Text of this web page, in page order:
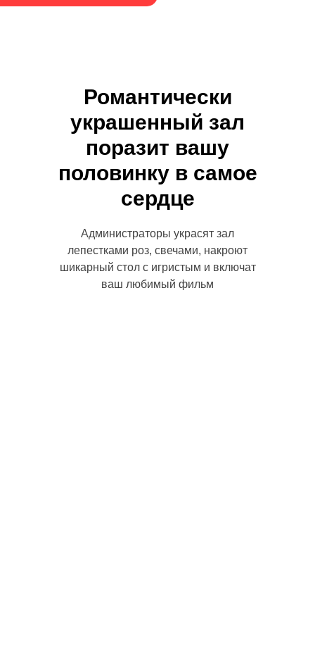
Романтически
украшенный зал
поразит вашу
половинку в самое
сердце
Администраторы украсят зал
лепестками роз, свечами, накроют
шикарный стол с игристым и включат
ваш любимый фильм